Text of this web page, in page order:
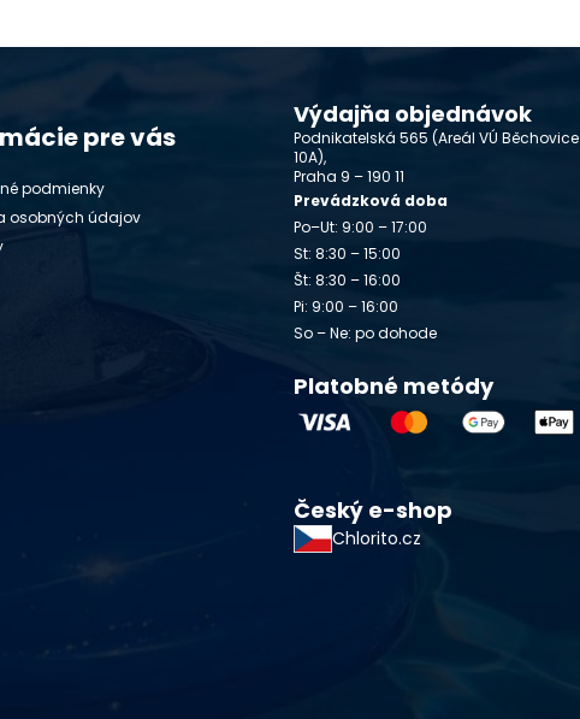
pre vás
podmienky
osobných údajov
Výdajňa objednávok
Podnikatelská 565 (Areál VÚ Běchovice
10A),
Praha 9 – 190 11
Prevádzková doba
Po–Ut: 9:00 – 17:00
St: 8:30 – 15:00
Št: 8:30 – 16:00
Pi: 9:00 – 16:00
So – Ne: po dohode
Platobné metódy
Český e-shop
Chlorito.cz